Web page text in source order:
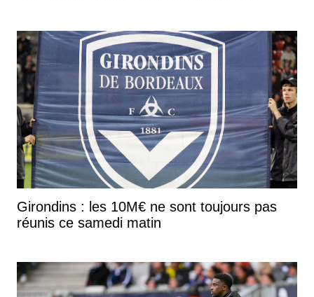
Girondins : les 10M€ ne sont toujours pas
réunis ce samedi matin